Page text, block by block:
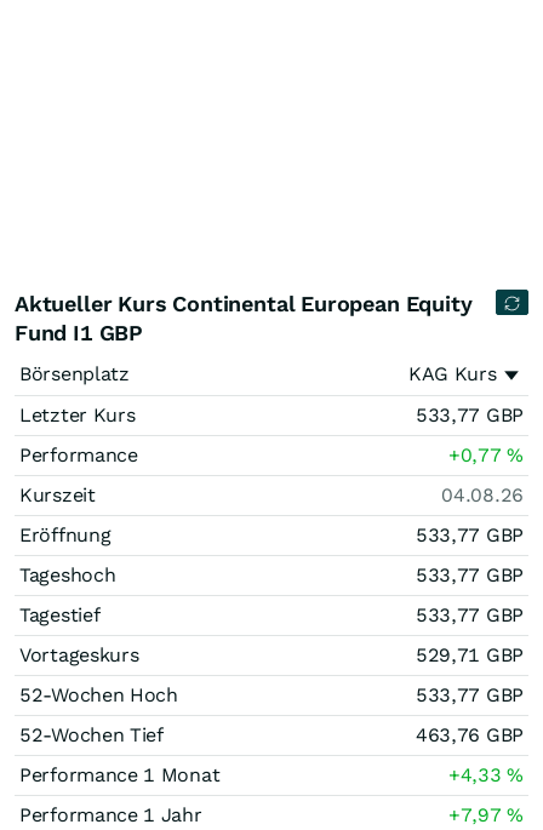
Aktueller Kurs Continental European Equity
Fund I1 GBP
Börsenplatz
KAG Kurs
Letzter Kurs
533,77 GBP
Performance
+0,77%
Kurszeit
04.08.26
Eröffnung
533,77 GBP
Tageshoch
533,77 GBP
Tagestief
533,77 GBP
Vortageskurs
529,71 GBP
52-Wochen Hoch
533,77 GBP
52-Wochen Tief
463,76 GBP
Performance 1 Monat
+4,33%
Performance 1 Jahr
+7,97%